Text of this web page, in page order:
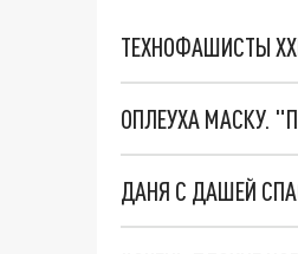
ТЕХНОФАШИСТЫ
ОПЛЕУХА МАСКУ.
ДАНЯ С ДАШЕЙ